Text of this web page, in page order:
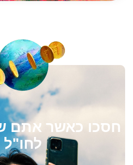
חסכו כאשר אתם
לחו"ל